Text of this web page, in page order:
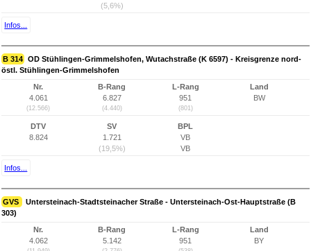
(5,6%)
Infos...
B 314 OD Stühlingen-Grimmelshofen, Wutachstraße (K 6597) - Kreisgrenze nord-
östl. Stühlingen-Grimmelshofen
Nr.
4.061
(12.566)
B-Rang
6.827
(4.440)
L-Rang
951
(801)
Land
BW
DTV
8.824
SV
1.721
(19,5%)
BPL
VB
VB
Infos...
GVS
Untersteinach-Stadtsteinacher Straße - Untersteinach-Ost-Hauptstraße (B
303)
Nr.
4.062
B-Rang
5.142
L-Rang
951
Land
BY